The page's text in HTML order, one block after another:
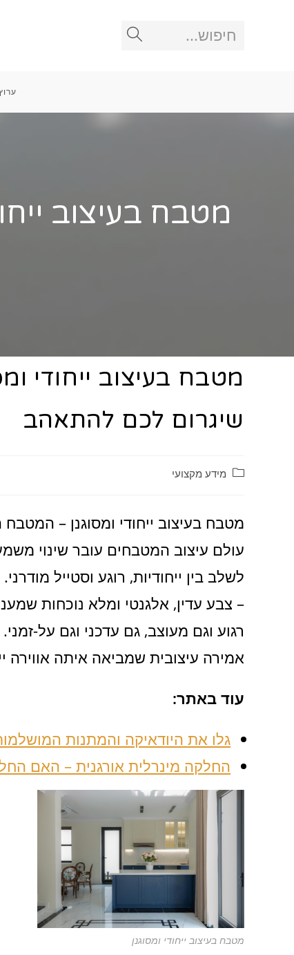
חיפוש... Submit
מטבח בעיצוב
מטבח בעיצוב ייחודי
שיגרום לכם להתאהב
קטגוריה:
מידע מקצועי
מטבח בעיצוב ייחודי ומסוגנן –
עולם עיצוב המטבחים עובר שינוי
לשלב בין ייחודיות, רוגע וסטייל
– צבע עדין, אלגנטי ומלא נוכחות
רגוע וגם מעוצב, גם עדכני וגם על-
אמירה עיצובית שמביאה איתה אווירה
עוד באתר:
גלו את היודאיקה והמתנות
החלקה מינרלית אורגנית – האם
מטבח בעיצוב ייחודי ומסוגנן